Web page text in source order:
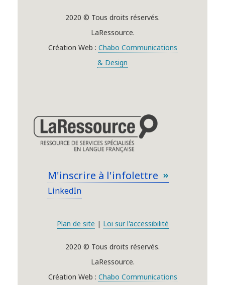
2020 © Tous droits réservés.
LaRessource.
Création Web : Chabo Communications
& Design
M'inscrire à l'infolettre
LinkedIn
Plan de site | Loi sur l'accessibilité
2020 © Tous droits réservés.
LaRessource.
Création Web : Chabo Communications